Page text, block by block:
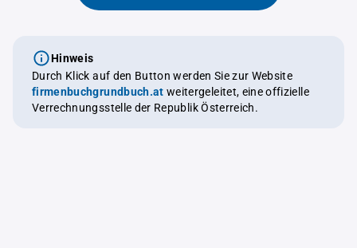
Hinweis
Durch Klick auf den Button werden Sie zur Website
firmenbuchgrundbuch.at weitergeleitet, eine offizielle
Verrechnungsstelle der Republik Österreich.